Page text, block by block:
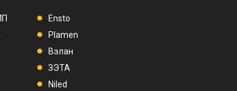
Ensto
Plamen
Вэлан
ЗЭТА
Niled